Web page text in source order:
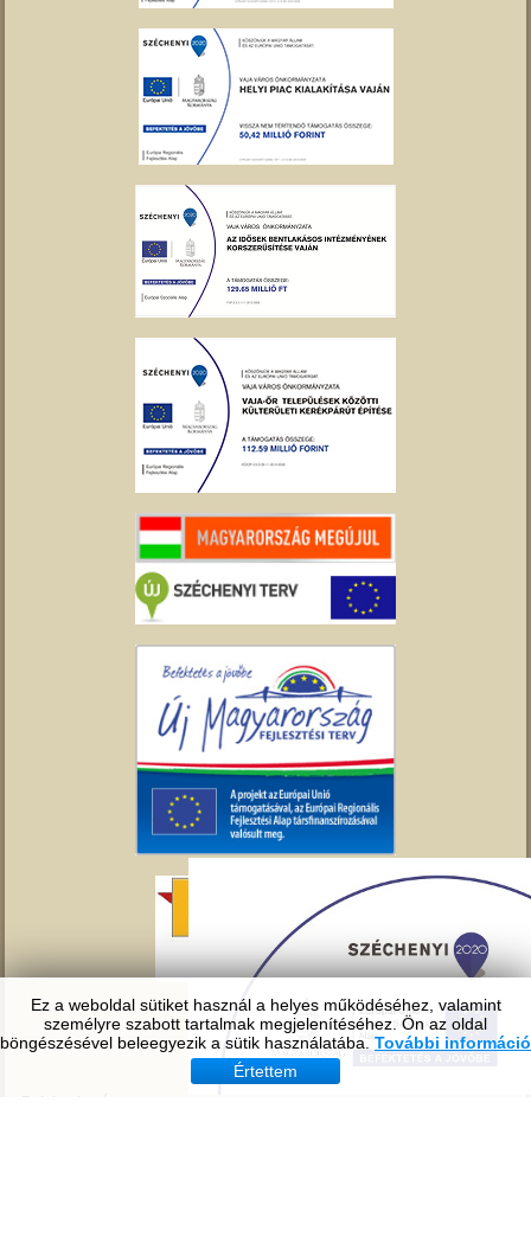
Ez a weboldal sütiket használ a helyes működéséhez, valamint
személyre szabott tartalmak megjelenítéséhez. Ön az oldal
böngészésével beleegyezik a sütik használatába. További információ
Értettem